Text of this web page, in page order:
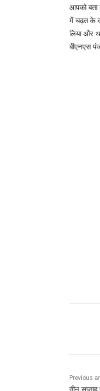
आपको बता
में चढ़त के
लिया और
बीएनएस
Previous